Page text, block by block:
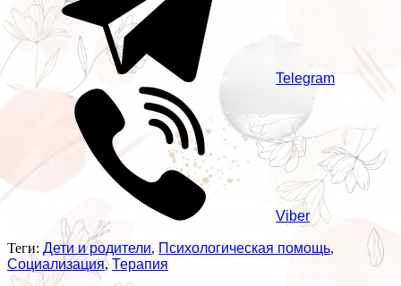
Telegram
Viber
Теги: Дети и родители, Психологическая помощь,
Социализация,Терапия